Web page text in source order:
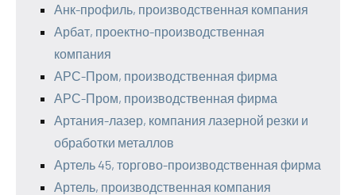
Анк-профиль, производственная компания
Арбат, проектно-производственная
компания
АРС-Пром, производственная фирма
АРС-Пром, производственная фирма
Артания-лазер, компания лазерной резки и
обработки металлов
Артель 45, торгово-производственная фирма
Артель, производственная компания